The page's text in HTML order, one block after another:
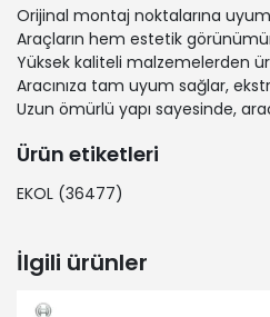
Orijinal montaj noktalarına
Araçların hem estetik
Yüksek kaliteli malzemelerden
Aracınıza tam uyum sağlar,
Uzun ömürlü yapı sayesinde,
Ürün etiketleri
EKOL (36477)
İlgili ürünler